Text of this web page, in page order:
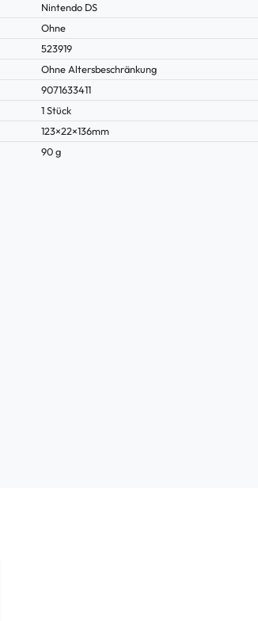
Nintendo DS
Ohne
523919
Ohne Altersbeschränkung
9071633411
1 Stück
123×22×136mm
90 g